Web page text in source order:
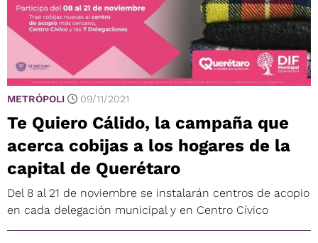
METRÓPOLI 09/11/2021
Te Quiero Cálido, la campaña que
acerca cobijas a los hogares de la
capital de Querétaro
Del 8 al 21 de noviembre se instalarán centros de acopio
en cada delegación municipal y en Centro Cívico